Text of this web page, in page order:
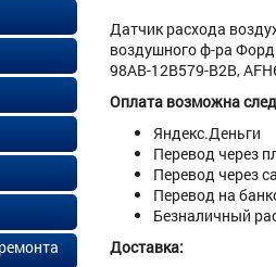
Датчик расхода
воздушного ф-ра Форд
98AB-12B579-B2B,
Оплата возможна
Яндекс.Деньги
Перевод через
Перевод через
Перевод на
Безналичный
Доставка: